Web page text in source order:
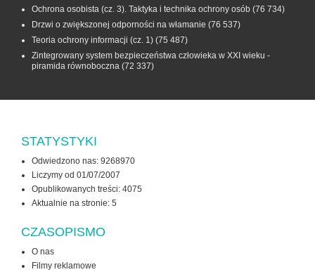
Ochrona osobista (cz. 3). Taktyka i technika ochrony osób (76 734)
Drzwi o zwiększonej odporności na włamanie (76 537)
Teoria ochrony informacji (cz. 1) (75 487)
Zintegrowany system bezpieczeństwa człowieka w XXI wieku -
piramida równoboczna (72 337)
STATYSTYKI
Odwiedzono nas: 9268970
Liczymy od 01/07/2007
Opublikowanych treści: 4075
Aktualnie na stronie: 5
CZASOPISMO
O nas
Filmy reklamowe